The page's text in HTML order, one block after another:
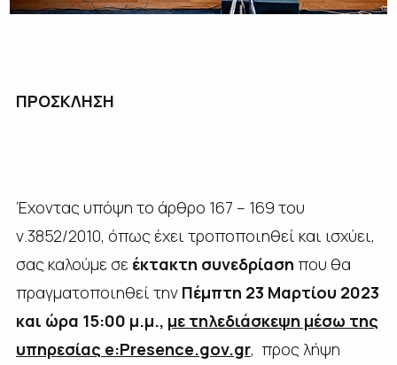
ΠΡΟΣΚΛΗΣΗ
Έχοντας υπόψη το άρθρο 167 – 169 του
ν.3852/2010, όπως έχει τροποποιηθεί και ισχύει,
σας καλούμε σε έκτακτη συνεδρίαση που θα
πραγματοποιηθεί την Πέμπτη 23 Μαρτίου 2023
και ώρα 15:00 μ.μ., με τηλεδιάσκεψη μέσω της
υπηρεσίας e:Presence.gov.gr, προς λήψη